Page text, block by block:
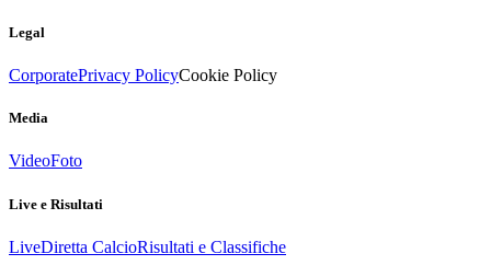
Legal
CorporatePrivacy PolicyCookie Policy
Media
VideoFoto
Live e Risultati
LiveDiretta CalcioRisultati e Classifiche